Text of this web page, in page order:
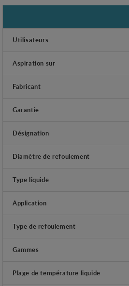
Utilisateurs
Aspiration sur
Fabricant
Garantie
Désignation
Diamètre de refoulement
Type liquide
Application
Type de refoulement
Gammes
Plage de température liquide